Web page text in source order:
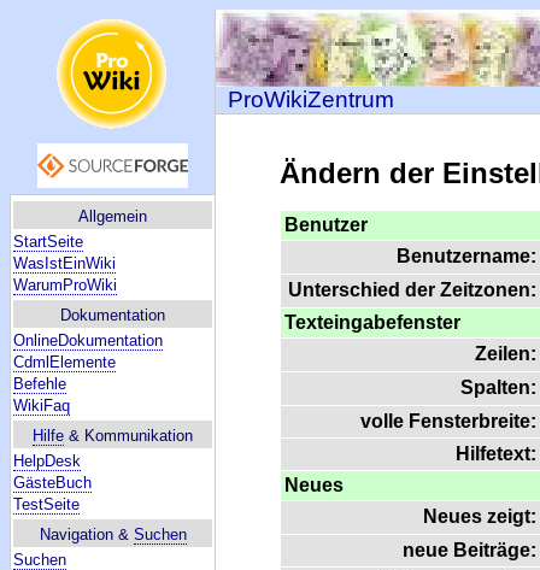
Allgemein
StartSeite
WasIstEinWiki
WarumProWiki
Dokumentation
OnlineDokumentation
CdmlElemente
Befehle
WikiFaq
Hilfe & Kommunikation
HelpDesk
GästeBuch
TestSeite
Navigation & Suchen
Suchen
ProWikiZentrum
Ändern der
Benutzer
Benutzername:
Unterschied der Zeitzonen:
Texteingabefenster
Zeilen:
Spalten:
volle Fensterbreite:
Hilfetext:
Neues
Neues zeigt:
neue Beiträge: